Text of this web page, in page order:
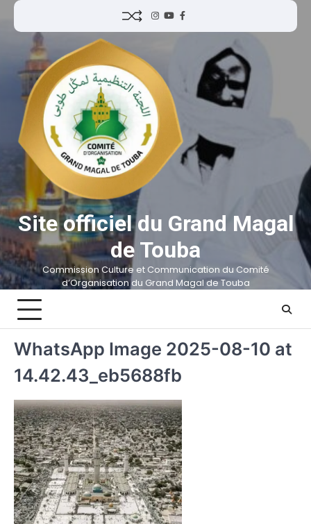
Site officiel du Grand Magal
de Touba
Commission Culture et Communication du Comité
d’Organisation du Grand Magal de Touba
WhatsApp Image 2025-08-10 at
14.42.43_eb5688fb